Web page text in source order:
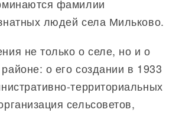
фамилии
людей села Мильково.
не только о селе, но и о
о его создании в 1933
территориальных
сельсоветов,